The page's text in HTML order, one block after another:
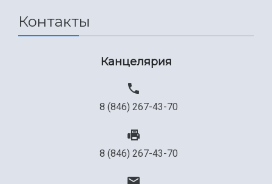
Контакты
Канцелярия
8 (846) 267-43-70
8 (846) 267-43-70